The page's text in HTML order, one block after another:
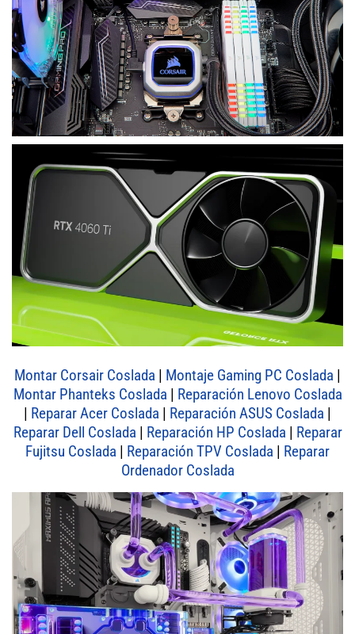
Montar Corsair Coslada | Montaje Gaming PC Coslada |
Montar Phanteks Coslada | Reparación Lenovo Coslada
| Reparar Acer Coslada | Reparación ASUS Coslada |
Reparar Dell Coslada | Reparación HP Coslada | Reparar
Fujitsu Coslada | Reparación TPV Coslada | Reparar
Ordenador Coslada